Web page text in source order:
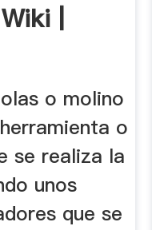
|
o molino
o
se realiza la
unos
que se